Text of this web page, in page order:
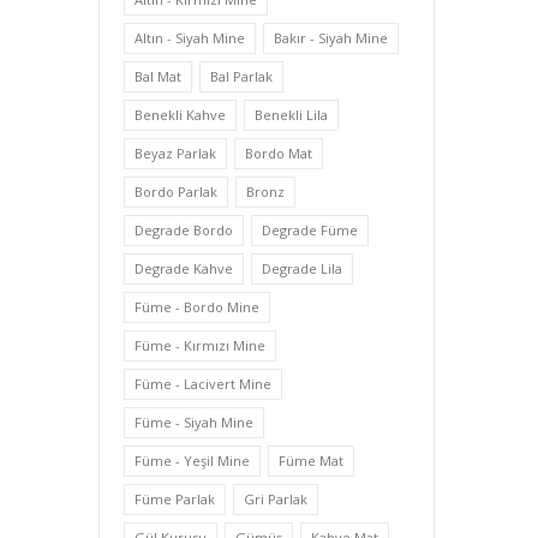
Altın - Siyah Mine Bakır - Siyah Mine
Bal Mat Bal Parlak
Benekli Kahve Benekli Lila
Beyaz Parlak Bordo Mat
Bordo Parlak Bronz
Degrade Bordo Degrade Füme
Degrade Kahve Degrade Lila
Füme - Bordo Mine
Füme - Kırmızı Mine
Füme - Lacivert Mine
Füme - Siyah Mine
Füme - Yeşil Mine Füme Mat
Füme Parlak Gri Parlak